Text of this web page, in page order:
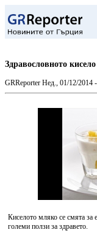
Здравословното
GRReporter Нед., 01/12/2014
Киселото мляко се смята за
големи ползи за здравето.